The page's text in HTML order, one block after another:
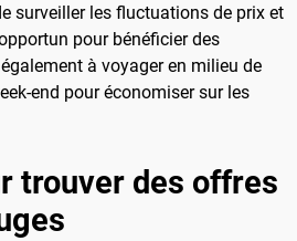
surveiller les fluctuations de prix et
pour bénéficier des
à voyager en milieu de
end pour économiser sur les
trouver des offres